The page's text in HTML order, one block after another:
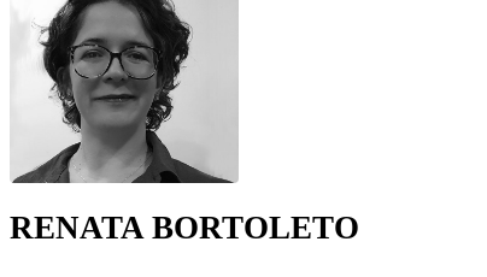
RENATA BORTOLETO